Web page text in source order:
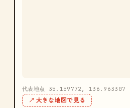
代表地点 35.159772, 136.963307
↗ 大きな地図で見る